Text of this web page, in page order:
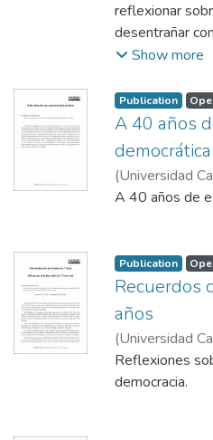
22)Zapata,
reflexionar
desentrañar
sobre su
Show more
Publication
A 40 años
democrática
(Universidad
de Derecho y
A 40 años de
Publication
Recuerdos
años
(Universidad
de Derecho y
22)Piana,
Reflexiones
democracia.